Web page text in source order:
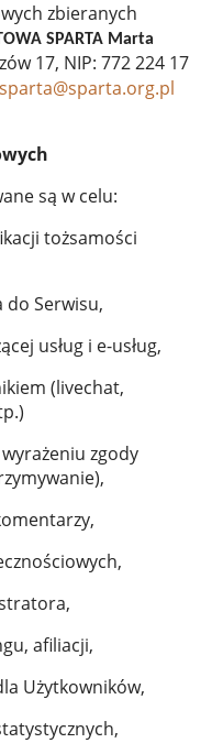
zbieranych
SPARTA Marta
17, NIP: 772 224 17
sparta@sparta.org.pl
są w celu:
tożsamości
Serwisu,
usług i e-usług,
(livechat,
zgody
afiliacji,
Użytkowników,